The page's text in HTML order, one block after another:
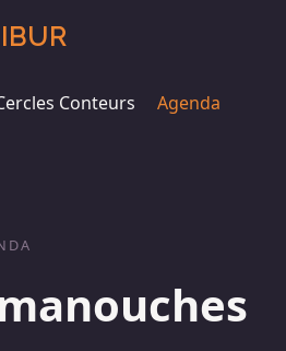
Conteurs
Agenda